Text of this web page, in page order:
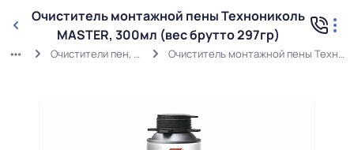
Очиститель монтажной пены Технониколь
MASTER, 300мл (вес брутто 297гр)
Очистители пен, силиконов, герметиков Очиститель монтажной пены Технониколь MASTER, 300мл (вес брутто 297гр)